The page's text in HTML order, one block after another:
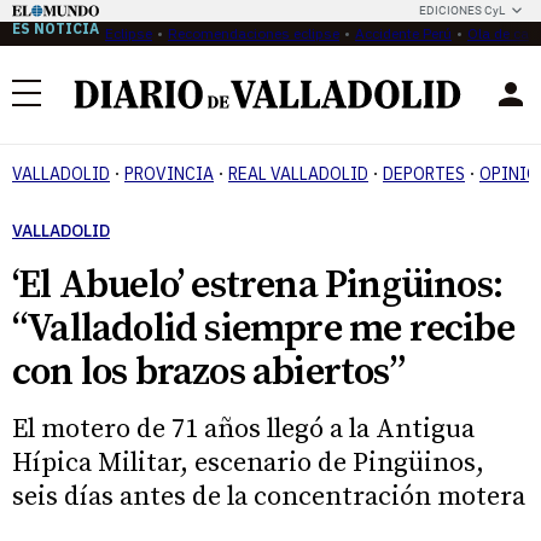
EDICIONES CyL
ES NOTICIA Eclipse Recomendaciones eclipse Accidente Perú Ola de
Menú
VALLADOLID PROVINCIA REAL VALLADOLID DEPORTES
VALLADOLID
‘El Abuelo’ estrena Pingüinos:
“Valladolid siempre me recibe
con los brazos abiertos”
El motero de 71 años llegó a la Antigua
Hípica Militar, escenario de Pingüinos,
seis días antes de la concentración motera